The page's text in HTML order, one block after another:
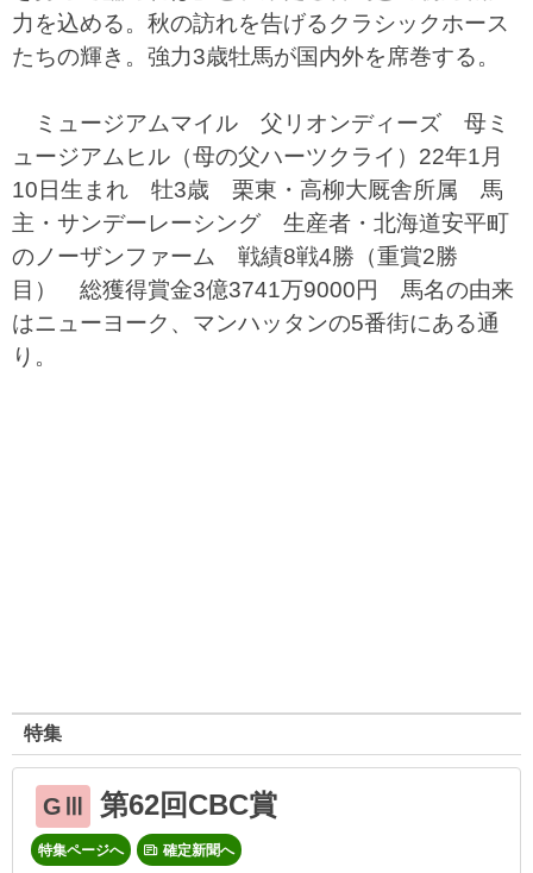
力を込める。秋の訪れを告げるクラシックホース
たちの輝き。強力3歳牡馬が国内外を席巻する。
ミュージアムマイル 父リオンディーズ 母ミ
ュージアムヒル（母の父ハーツクライ）22年1月
10日生まれ 牡3歳 栗東・高柳大厩舎所属 馬
主・サンデーレーシング 生産者・北海道安平町
のノーザンファーム 戦績8戦4勝（重賞2勝
目） 総獲得賞金3億3741万9000円 馬名の由来
はニューヨーク、マンハッタンの5番街にある通
り。
特集
GⅢ 第62回CBC賞
特集ページへ 確定新聞へ